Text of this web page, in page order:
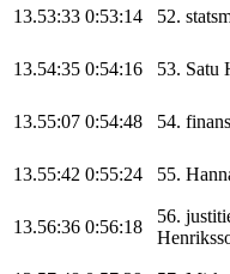
13.53:33 0:53:14 52.
13.54:35 0:54:16 53. Satu
13.55:07 0:54:48 54.
13.55:42 0:55:24 55.
13.56:36 0:56:18
56.